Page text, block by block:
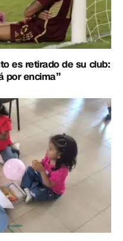
es retirado de su club:
por encima”